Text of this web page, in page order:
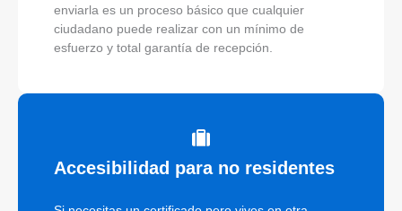
enviarla es un proceso básico que cualquier
ciudadano puede realizar con un mínimo de
esfuerzo y total garantía de recepción.
Accesibilidad para no residentes